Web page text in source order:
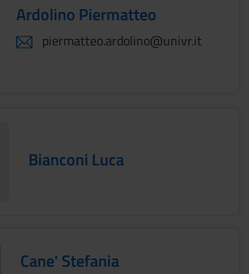
Ardolino Piermatteo
piermatteo.ardolino@univr.it
Bianconi Luca
Cane' Stefania